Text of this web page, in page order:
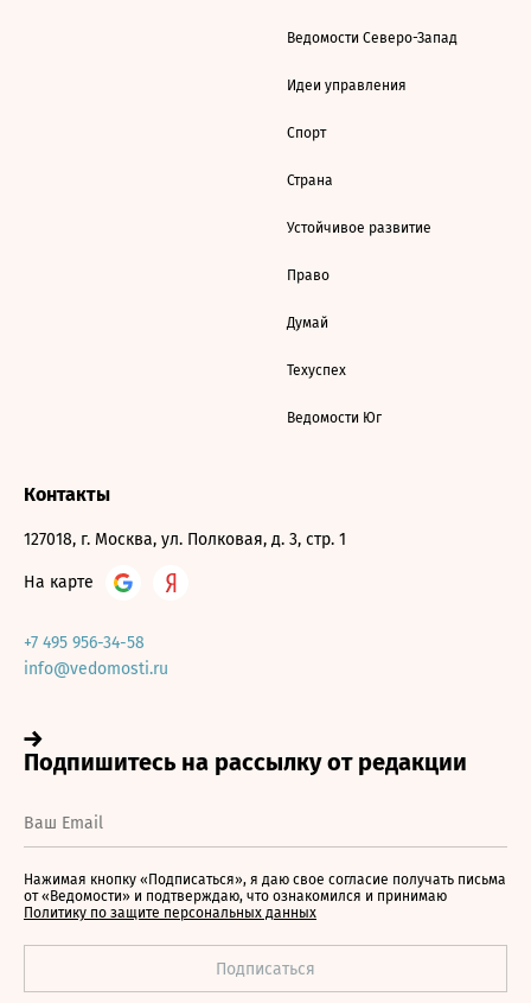
Ведомости Северо-Запад
Идеи управления
Спорт
Страна
Устойчивое развитие
Право
Думай
Техуспех
Ведомости Юг
Контакты
127018, г. Москва, ул. Полковая, д. 3, стр. 1
На карте
+7 495 956-34-58
info@vedomosti.ru
Нажимая кнопку «Подписаться», я даю свое согласие получать письма
от «Ведомости» и подтверждаю, что ознакомился и принимаю
Политику по защите персональных данных